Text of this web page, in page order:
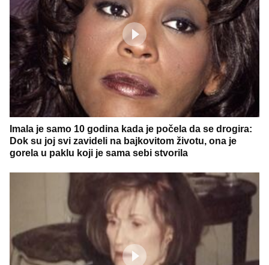
Imala je samo 10 godina kada je počela da se drogira:
Dok su joj svi zavideli na bajkovitom životu, ona je
gorela u paklu koji je sama sebi stvorila